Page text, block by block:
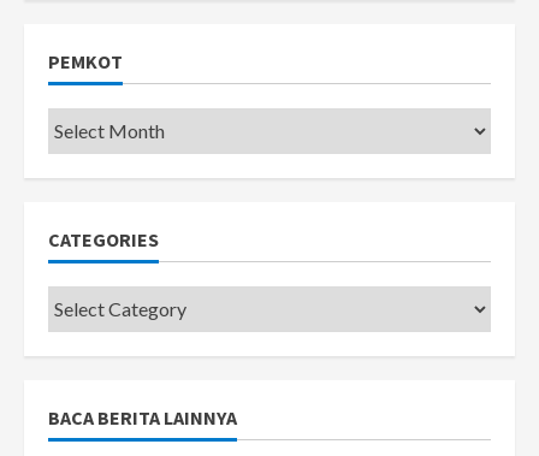
PEMKOT
Pemkot
CATEGORIES
Categories
BACA BERITA LAINNYA